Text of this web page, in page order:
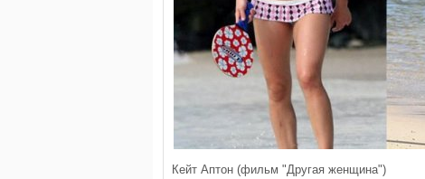
Кейт Аптон (фильм "Другая женщина")